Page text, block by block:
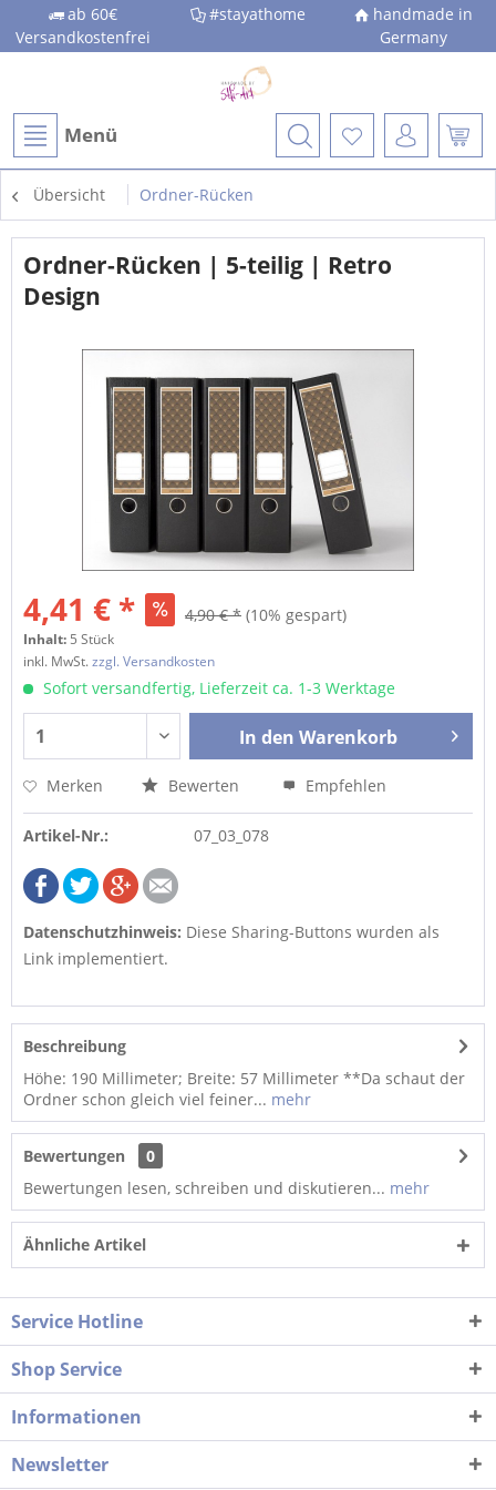
ab 60€
Versandkostenfrei
#stayathome
handmade in
Germany
Menü
Übersicht Ordner-Rücken
Ordner-Rücken | 5-teilig | Retro
Design
4,41 € * 4,90 € * (10% gespart)
Inhalt: 5 Stück
inkl. MwSt.zzgl. Versandkosten
Sofort versandfertig, Lieferzeit ca. 1-3 Werktage
In den Warenkorb
Merken Bewerten Empfehlen
Artikel-Nr.: 07_03_078
Datenschutzhinweis: Diese Sharing-Buttons wurden als
Link implementiert.
Beschreibung
Höhe: 190 Millimeter; Breite: 57 Millimeter **Da schaut der
Ordner schon gleich viel feiner... mehr
Bewertungen
0
Bewertungen lesen, schreiben und diskutieren... mehr
Ähnliche Artikel
Service Hotline
Shop Service
Informationen
Newsletter